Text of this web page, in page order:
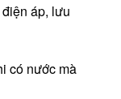
áp, lưu
có nước mà